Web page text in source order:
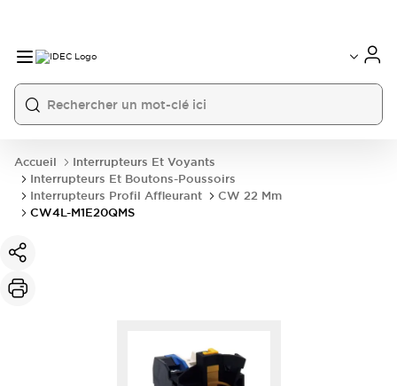
Accueil
Interrupteurs Et Voyants
Interrupteurs Et Boutons-Poussoirs
Interrupteurs Profil Affleurant
CW 22 Mm
CW4L-M1E20QMS